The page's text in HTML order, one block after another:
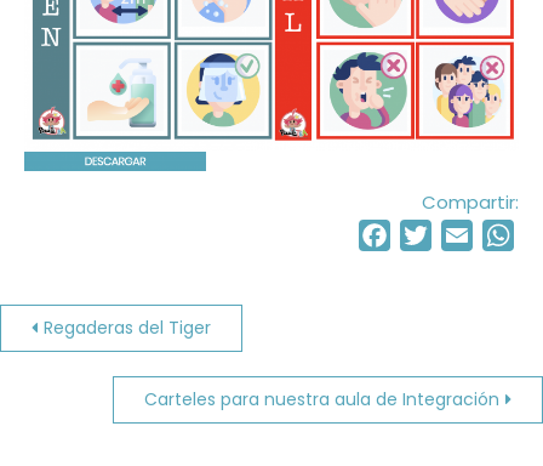
Compartir:
Facebook
TwitterEmail
Navegación
entradas
Regaderas del Tiger
Carteles para nuestra aula de Integración